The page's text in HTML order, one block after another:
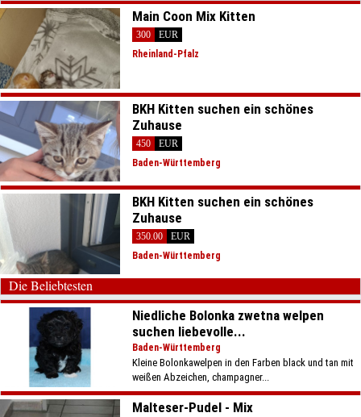
Main Coon Mix Kitten
300
EUR
Rheinland-Pfalz
BKH Kitten suchen ein schönes
Zuhause
450
EUR
Baden-Württemberg
BKH Kitten suchen ein schönes
Zuhause
350.00
EUR
Baden-Württemberg
Die Beliebtesten
Niedliche Bolonka zwetna welpen
suchen liebevolle...
Baden-Württemberg
Kleine Bolonkawelpen in den Farben black und tan mit
weißen Abzeichen, champagner...
Malteser-Pudel - Mix